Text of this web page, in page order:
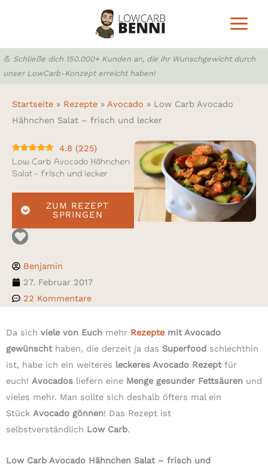
💪 Schließe dich 150.000+ Kunden an, die ihr Wunschgewicht durch
unser LowCarb-Konzept erreicht haben!
Startseite » Rezepte » Avocado » Low Carb Avocado
Hähnchen Salat – frisch und lecker
4.8 (225)
Low Carb Avocado Hähnchen
Salat – frisch und lecker
ZUM REZEPT
SPRINGEN
Benjamin
27. Februar 2017
22 Kommentare
Da sich viele von Euch mehr Rezeptemit Avocado
gewünschthaben, die derzeit ja das Superfood schlechthin
ist, habe ich ein weiteres leckeres Avocado Rezeptfür
euch! Avocados liefern eine Menge gesunder Fettsäuren und
vieles mehr. Man sollte sich deshalb öfters mal ein
Stück Avocado gönnen! Das Rezept ist
selbstverständlich Low Carb.
Low Carb Avocado Hähnchen Salat – frisch und